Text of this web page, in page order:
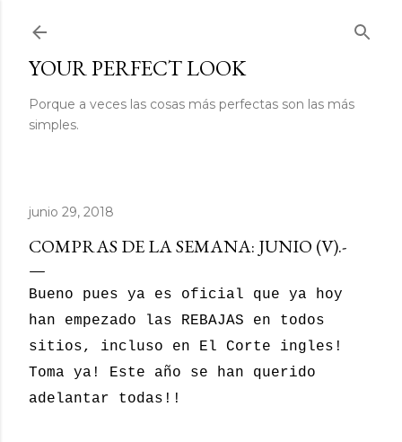
YOUR PERFECT LOOK
Porque a veces las cosas más perfectas son las más
simples.
junio 29, 2018
COMPRAS DE LA SEMANA: JUNIO (V).-
Bueno pues ya es oficial que ya hoy
han empezado las REBAJAS en todos
sitios, incluso en El Corte ingles!
Toma ya! Este año se han querido
adelantar todas!!